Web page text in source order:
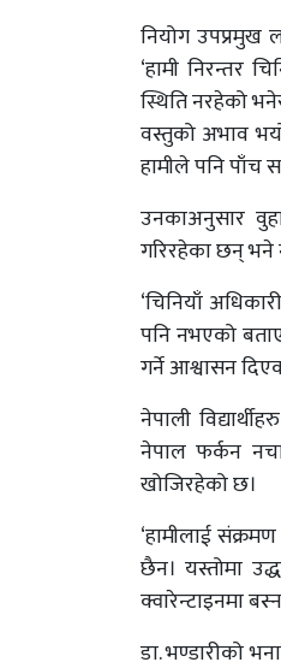
नियोग उपप्रमुख
‘हामी निरन्तर
स्थिति नरहेको
वस्तुको अभाव
हामीले पनि पाँच
उनकाअनुसार
गरिरहेका छन् भने
‘चिनियाँ
पनि नभएको
गर्ने आश्वासन
नेपाली
नेपाल फर्कन
खोजिरहेको छ।
‘हामीलाई
छैन। यस्तोमा
क्वारेन्टाइनमा
डा. भण्डारीको